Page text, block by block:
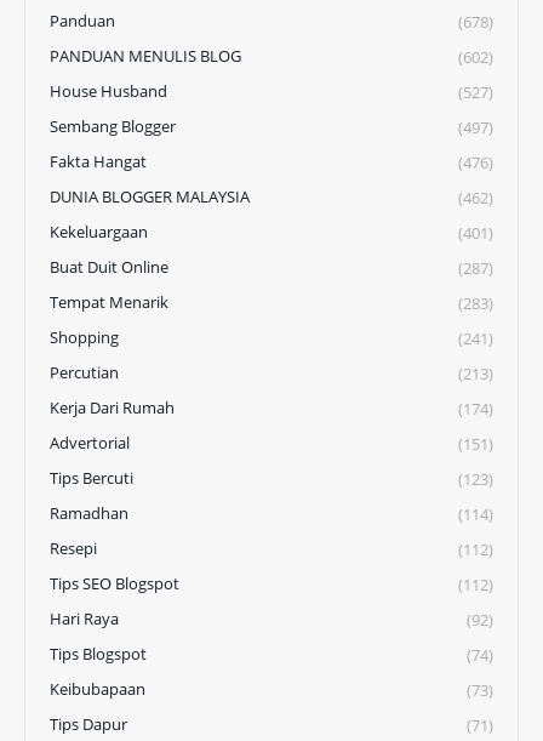
Panduan
(678)
PANDUAN MENULIS BLOG
(602)
House Husband
(527)
Sembang Blogger
(497)
Fakta Hangat
(476)
DUNIA BLOGGER MALAYSIA
(462)
Kekeluargaan
(401)
Buat Duit Online
(287)
Tempat Menarik
(283)
Shopping
(241)
Percutian
(213)
Kerja Dari Rumah
(174)
Advertorial
(151)
Tips Bercuti
(123)
Ramadhan
(114)
Resepi
(112)
Tips SEO Blogspot
(112)
Hari Raya
(92)
Tips Blogspot
(74)
Keibubapaan
(73)
Tips Dapur
(71)